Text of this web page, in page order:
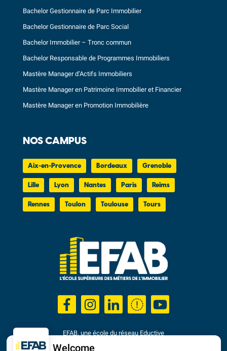
Bachelor Gestionnaire de Parc Immobilier
Bachelor Gestionnaire de Parc Social
Bachelor Immobilier – Tronc commun
Bachelor Responsable de Programmes Immobiliers
Mastère Manager d’Actifs Immobiliers
Mastère Manager en Patrimoine Immobilier et Financier
Mastère Manager en Promotion Immobilière
NOS CAMPUS
Aix-en-Provence Bordeaux Grenoble
Lille Lyon Nantes Paris Reims
Rennes Toulon Toulouse Tours
EFAB, une école du réseau Eductive
Établissement d'Enseignement Supérieur Privé Technique
Welcome